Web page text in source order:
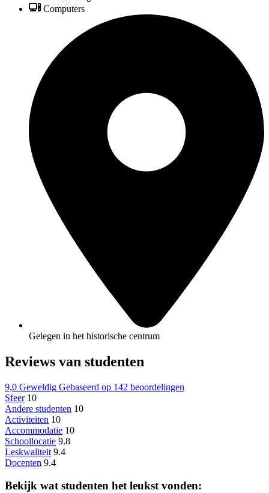
Computers
Gelegen in het historische centrum
Reviews van studenten
9,0 Geweldig Gebaseerd op 142 beoordelingen
Sfeer 10
Andere studenten 10
Activiteiten 10
Accommodatie 10
Schoollocatie 9.8
Leskwaliteit 9.4
Docenten 9.4
Bekijk wat studenten het leukst vonden: